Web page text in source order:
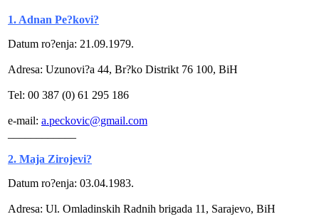
1. Adnan Pe?kovi?
Datum ro?enja: 21.09.1979.
Adresa: Uzunovi?a 44, Br?ko Distrikt 76 100, BiH
Tel: 00 387 (0) 61 295 186
e-mail: a.peckovic@gmail.com
2. Maja Zirojevi?
Datum ro?enja: 03.04.1983.
Adresa: Ul. Omladinskih Radnih brigada 11, Sarajevo, BiH